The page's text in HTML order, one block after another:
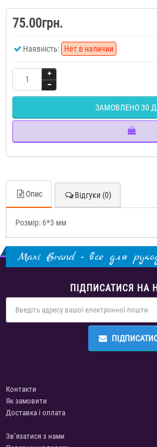
75.00грн.
Наявність: Нет в наличии
ЗАМОВЛЕНО 30
Опис Відгуки (0)
Розмір: 6*3 мм
Maxi Brand - все для
ПІДПИСАТИСЯ НА
Контакти
Як замовити
Доставка і оплата
Зв’язатися з нами